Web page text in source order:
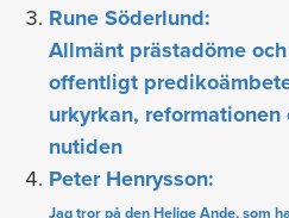
Rune Söderlund:
Allmänt prästadöme och
offentligt
urkyrkan, reformationen
nutiden
Peter Henrysson:
Jag tror på den Helige Ande, som